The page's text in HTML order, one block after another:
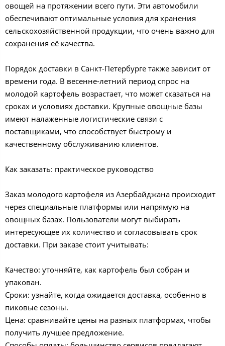
овощей на протяжении всего пути. Эти автомобили
обеспечивают оптимальные условия для хранения
сельскохозяйственной продукции, что очень важно для
сохранения её качества.
Порядок доставки в Санкт-Петербурге также зависит от
времени года. В весенне-летний период спрос на
молодой картофель возрастает, что может сказаться на
сроках и условиях доставки. Крупные овощные базы
имеют налаженные логистические связи с
поставщиками, что способствует быстрому и
качественному обслуживанию клиентов.
Как заказать: практическое руководство
Заказ молодого картофеля из Азербайджана происходит
через специальные платформы или напрямую на
овощных базах. Пользователи могут выбирать
интересующее их количество и согласовывать срок
доставки. При заказе стоит учитывать:
Качество: уточняйте, как картофель был собран и
упакован.
Сроки: узнайте, когда ожидается доставка, особенно в
пиковые сезоны.
Цена: сравнивайте цены на разных платформах, чтобы
получить лучшее предложение.